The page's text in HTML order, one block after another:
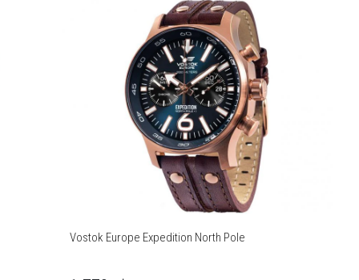
Vostok Europe Expedition North Pole